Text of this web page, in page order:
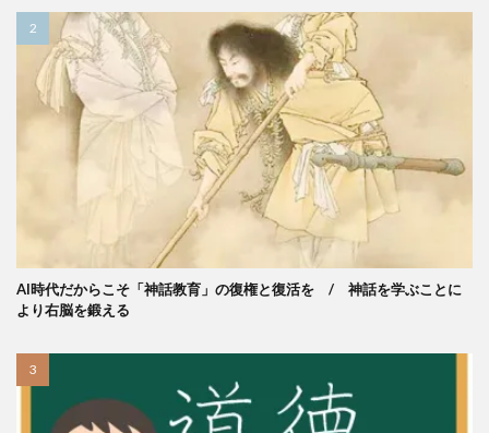
AI時代だからこそ「神話教育」の復権と復活を / 神話を学ぶことに
より右脳を鍛える